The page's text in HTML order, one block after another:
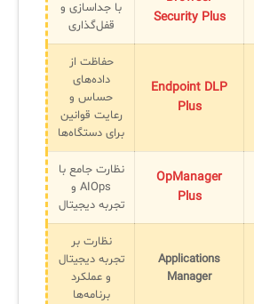
Security Plus
با جداسازی و
قفل‌گذاری
Endpoint DLP
Plus
حفاظت از
داده‌های
حساس و
رعایت قوانین
برای دستگاه‌ها
OpManager
Plus
نظارت جامع با
AIOps و
تجربه دیجیتال
Applications
Manager
نظارت بر
تجربه دیجیتال
و عملکرد
برنامه‌ها